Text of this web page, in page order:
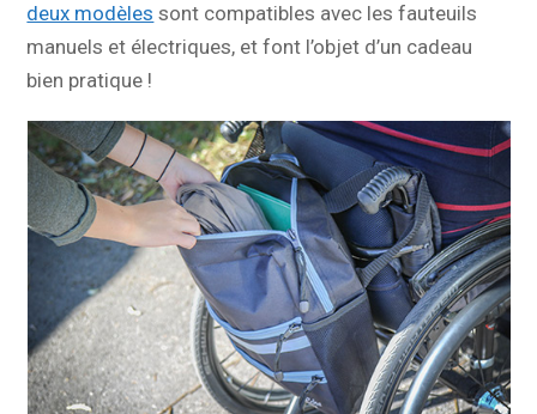
deux modèles sont compatibles avec les fauteuils
manuels et électriques, et font l’objet d’un cadeau
bien pratique !